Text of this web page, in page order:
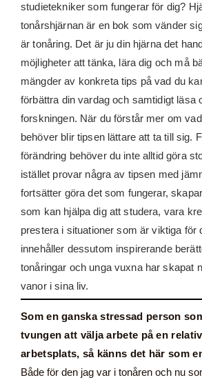
studietekniker som fungerar för dig?
tonårshjärnan är en bok som vänder
är tonåring. Det är ju din hjärna det
möjligheter att tänka, lära dig och må
mängder av konkreta tips på vad du
förbättra din vardag och samtidigt läsa
forskningen. När du förstår mer om
behöver blir tipsen lättare att ta till sig.
förändring behöver du inte alltid göra
istället provar några av tipsen med
fortsätter göra det som fungerar,
som kan hjälpa dig att studera, vara
prestera i situationer som är viktiga för
innehåller dessutom inspirerande
tonåringar och unga vuxna har skapat
vanor i sina liv.
Som en ganska stressad person
tvungen att välja arbete på en
arbetsplats, så känns det här som
Både för den jag var i tonåren och nu